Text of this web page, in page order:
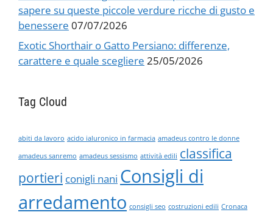
sapere su queste piccole verdure ricche di gusto e
benessere 07/07/2026
Exotic Shorthair o Gatto Persiano: differenze,
carattere e quale scegliere 25/05/2026
Tag Cloud
abiti da lavoro acido ialuronico in farmacia amadeus contro le donne
amadeus sanremo amadeus sessismo attività edili classifica
portieri conigli nani Consigli di
arredamento consigli seo costruzioni edili Cronaca